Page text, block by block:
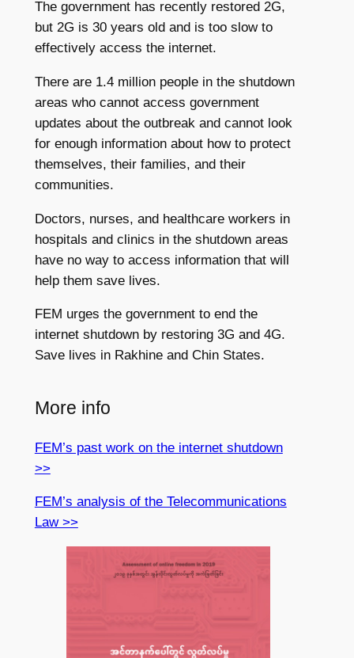
The government has recently restored 2G,
but 2G is 30 years old and is too slow to
effectively access the internet.
There are 1.4 million people in the shutdown
areas who cannot access government
updates about the outbreak and cannot look
for enough information about how to protect
themselves, their families, and their
communities.
Doctors, nurses, and healthcare workers in
hospitals and clinics in the shutdown areas
have no way to access information that will
help them save lives.
FEM urges the government to end the
internet shutdown by restoring 3G and 4G.
Save lives in Rakhine and Chin States.
More info
FEM’s past work on the internet shutdown
>>
FEM’s analysis of the Telecommunications
Law >>